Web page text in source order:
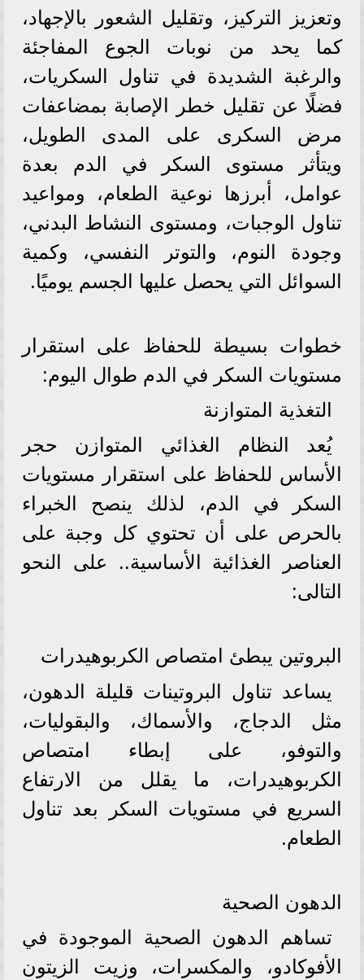
وتعزيز التركيز، وتقليل الشعور بالإجهاد،
كما يحد من نوبات الجوع المفاجئة
والرغبة الشديدة في تناول السكريات،
فضلًا عن تقليل خطر الإصابة بمضاعفات
مرض السكرى على المدى الطويل،
ويتأثر مستوى السكر في الدم بعدة
عوامل، أبرزها نوعية الطعام، ومواعيد
تناول الوجبات، ومستوى النشاط البدني،
وجودة النوم، والتوتر النفسي، وكمية
السوائل التي يحصل عليها الجسم يوميًا.
خطوات بسيطة للحفاظ على استقرار
مستويات السكر في الدم طوال اليوم:
التغذية المتوازنة
يُعد النظام الغذائي المتوازن حجر
الأساس للحفاظ على استقرار مستويات
السكر في الدم، لذلك ينصح الخبراء
بالحرص على أن تحتوي كل وجبة على
العناصر الغذائية الأساسية.. على النحو
التالى:
البروتين يبطئ امتصاص الكربوهيدرات
يساعد تناول البروتينات قليلة الدهون،
مثل الدجاج، والأسماك، والبقوليات،
والتوفو، على إبطاء امتصاص
الكربوهيدرات، ما يقلل من الارتفاع
السريع في مستويات السكر بعد تناول
الطعام.
الدهون الصحية
تساهم الدهون الصحية الموجودة في
الأفوكادو، والمكسرات، وزيت الزيتون